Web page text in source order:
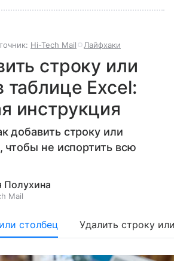
Hi-Tech Mail Лайфхаки
строку или
таблице Excel:
инструкция
добавить строку или
чтобы не испортить всю
Полухина
Mail
столбец Удалить строку